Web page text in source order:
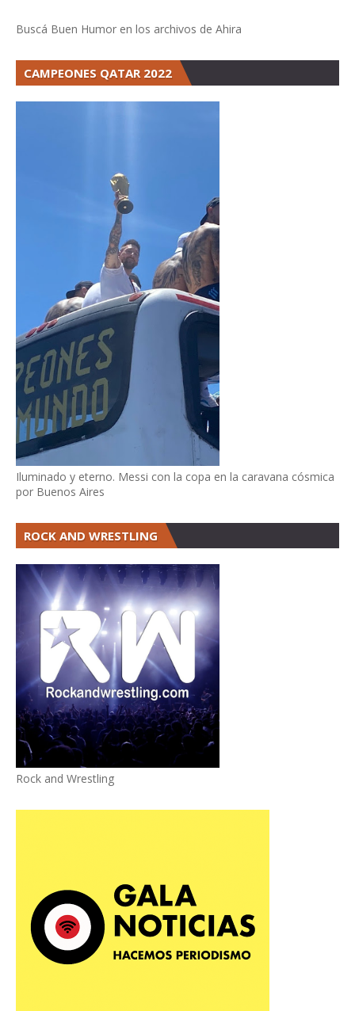
Buscá Buen Humor en los archivos de Ahira
CAMPEONES QATAR 2022
Iluminado y eterno. Messi con la copa en la caravana cósmica
por Buenos Aires
ROCK AND WRESTLING
Rock and Wrestling